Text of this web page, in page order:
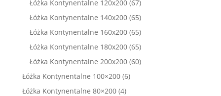
produktów
Łóżka Kontynentalne 120x200 6767
produktów
Łóżka Kontynentalne 140x200 6565
produktów
Łóżka Kontynentalne 160x200 6565
produktów
Łóżka Kontynentalne 180x200 6565
produktów
Łóżka Kontynentalne 200x200 6060
Łóżka Kontynentalne 100×200 66
Łóżka Kontynentalne 80×200 44